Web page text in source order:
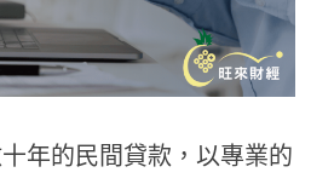
年的民間貸款，以專業的